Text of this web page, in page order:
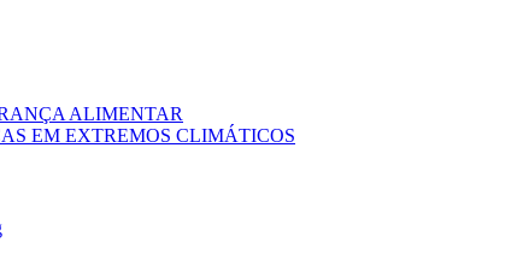
ALIMENTAR
EM EXTREMOS CLIMÁTICOS